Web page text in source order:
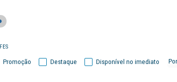
Disponível no imediato
Destaque
Promoção